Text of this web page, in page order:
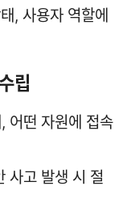
, 사용자 역할에
립
어떤 자원에 접속
사고 발생 시 절